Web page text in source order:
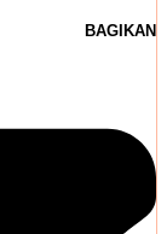
BAGIKAN